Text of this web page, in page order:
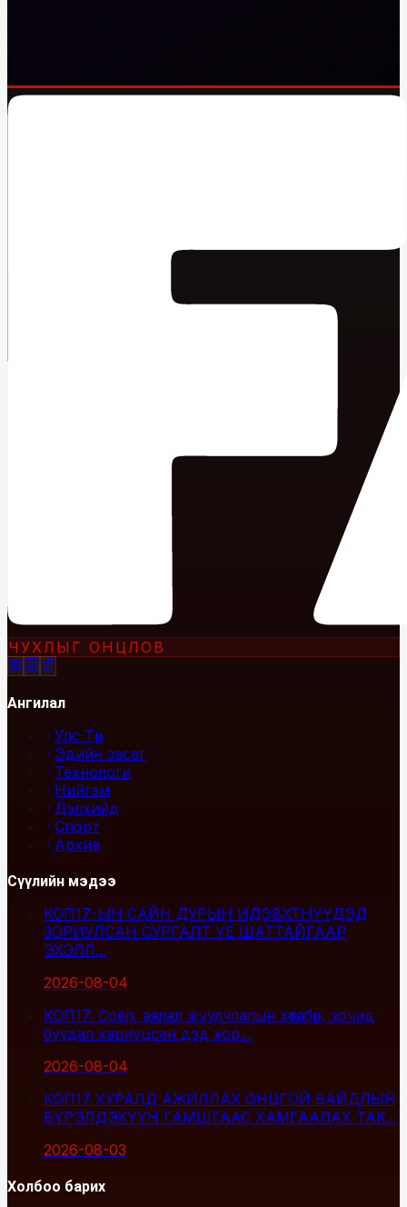
ЧУХЛЫГ ОНЦЛОВ
Ангилал
Улс Төр
Эдийн засаг
Технологи
Нийгэм
Дэлхийд
Спорт
Архив
Сүүлийн мэдээ
КОП17-ЫН САЙН ДУРЫН ИДЭВХТНҮҮДЭД
ЗОРИУЛСАН СУРГАЛТ ҮЕ ШАТТАЙГААР
ЭХЭЛЛ...
2026-08-04
КОП17: Соёл, аялал жуулчлалын хөтөлбөр, зочид
буудал хариуцсан дэд хор...
2026-08-04
КОП17 ХУРАЛД АЖИЛЛАХ ОНЦГОЙ БАЙДЛЫН
БҮРЭЛДЭХҮҮН ГАМШГААС ХАМГААЛАХ ТАК...
2026-08-03
Холбоо барих